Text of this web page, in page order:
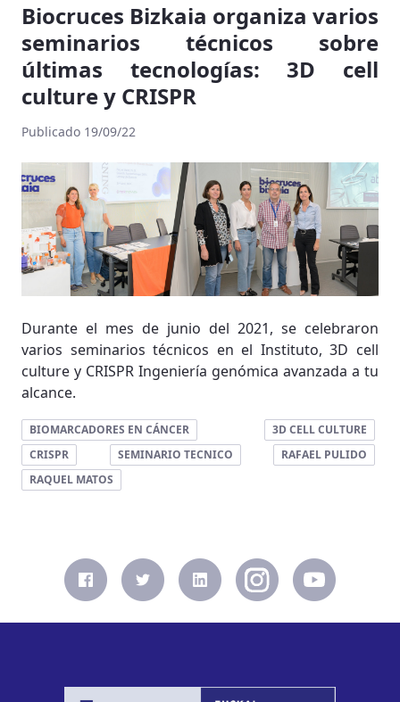
Biocruces Bizkaia organiza varios
seminarios técnicos sobre
últimas tecnologías: 3D cell
culture y CRISPR
Publicado 19/09/22
Durante el mes de junio del 2021, se celebraron
varios seminarios técnicos en el Instituto, 3D cell
culture y CRISPR Ingeniería genómica avanzada a tu
alcance.
BIOMARCADORES EN CÁNCER
3D CELL CULTURE
CRISPR
SEMINARIO TECNICO
RAFAEL PULIDO
RAQUEL MATOS